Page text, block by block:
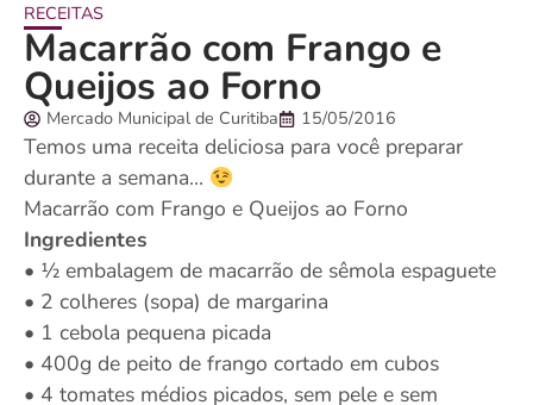
RECEITAS
Macarrão com Frango e
Queijos ao Forno
Mercado Municipal de Curitiba 15/05/2016
Temos uma receita deliciosa para você preparar
durante a semana…
Macarrão com Frango e Queijos ao Forno
Ingredientes
• ½ embalagem de macarrão de sêmola espaguete
• 2 colheres (sopa) de margarina
• 1 cebola pequena picada
• 400g de peito de frango cortado em cubos
• 4 tomates médios picados, sem pele e sem